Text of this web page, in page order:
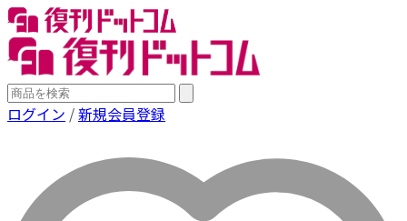
ログイン /新規会員登録